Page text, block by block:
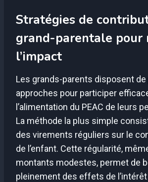
Stratégies de
grand-parentale pour
l’impact
Les grands-parents disposent
approches pour participer
l’alimentation du PEAC de leurs
La méthode la plus simple
des virements réguliers sur le
de l’enfant. Cette régularité,
montants modestes, permet de
pleinement des effets de